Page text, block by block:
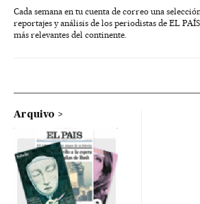
Cada semana en tu cuenta de correo una
reportajes y análisis de los periodistas de EL
más relevantes del continente.
Arquivo